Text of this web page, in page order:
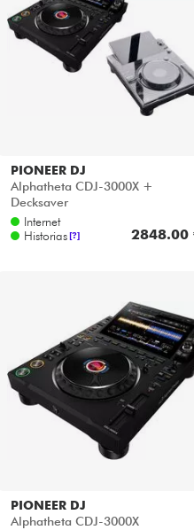
PIONEER DJ
Alphatheta CDJ-3000X +
Decksaver
Internet
Historias [?] 2848.00
PIONEER DJ
Alphatheta CDJ-3000X